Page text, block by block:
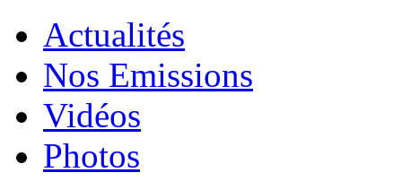
Actualités
Nos Emissions
Vidéos
Photos